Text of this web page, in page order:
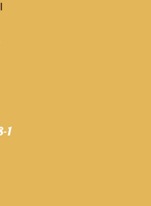
1